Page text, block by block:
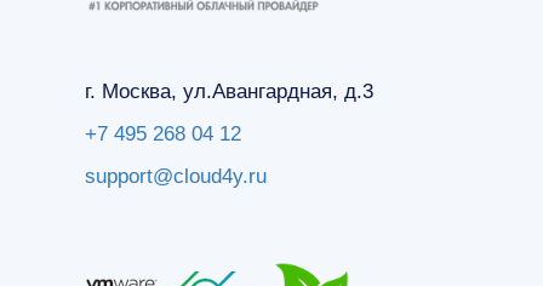
г. Москва, ул.Авангардная, д.3
+7 495 268 04 12
support@cloud4y.ru